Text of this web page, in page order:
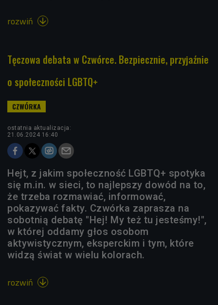
rozwiń 
Tęczowa debata w Czwórce. Bezpiecznie, przyjaźnie
o społeczności LGBTQ+
ostatnia aktualizacja:
21.06.2024 16:40
Hejt, z jakim społeczność LGBTQ+ spotyka
się m.in. w sieci, to najlepszy dowód na to,
że trzeba rozmawiać, informować,
pokazywać fakty. Czwórka zaprasza na
sobotnią debatę "Hej! My też tu jesteśmy!",
w której oddamy głos osobom
aktywistycznym, eksperckim i tym, które
widzą świat w wielu kolorach.
rozwiń 